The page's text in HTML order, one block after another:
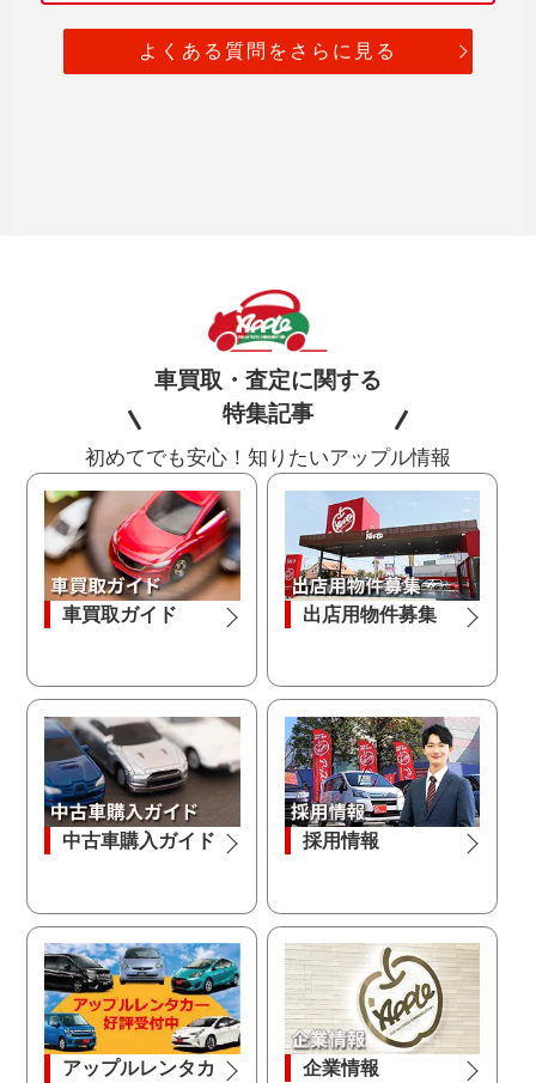
よくある質問をさらに見る
車買取・査定に関する
特集記事
初めてでも安心！知りたいアップル情報
車買取ガイド 出店用物件募集
中古車購入ガイド 採用情報
アップルレンタカ
企業情報